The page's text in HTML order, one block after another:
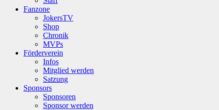
Fanzone
JokersTV
Shop
Chronik
MVPs
Förderverein
Infos
Mitglied werden
Satzung
Sponsors
Sponsoren
Sponsor werden